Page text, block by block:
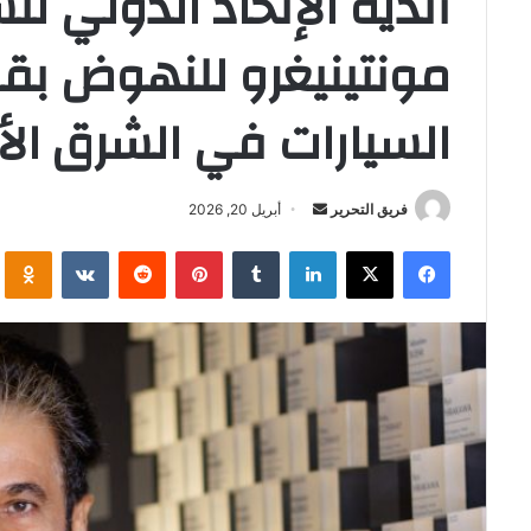
مونتينيغرو للنهوض
السيارات في الشرق
فريق التحرير
أرسل
إلكترونيا
أبريل 20, 2026
فيسبوك ‫X لينكدإن بينتيريست